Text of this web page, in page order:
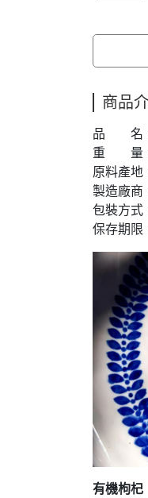
商品
品 名：
重 量：
原料產地
製造廠商
包裝方式
保存期限
有機枸杞